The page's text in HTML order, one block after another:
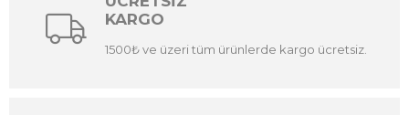
KARGO
1500₺ ve üzeri tüm ürünlerde kargo ücretsiz.